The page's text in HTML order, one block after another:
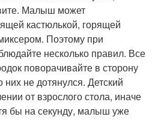
Малыш может
кастюлькой, горящей
Поэтому при
несколько правил. Все
поворачивайте в сторону
не дотянулся. Детский
от взрослого стола, иначе
бы на секунду, малыш уже